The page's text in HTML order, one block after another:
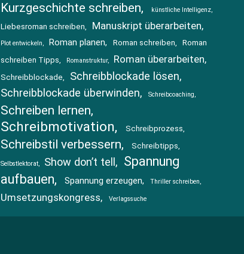
Kurzgeschichte schreiben künstliche Intelligenz
Liebesroman schreiben Manuskript überarbeiten
Plot entwickeln Roman planen Roman schreiben
Roman
schreiben Tipps
Romanstruktur Roman überarbeiten
Schreibblockade
Schreibblockade lösen
Schreibblockade überwinden
Schreibcoaching
Schreiben lernen
Schreibmotivation Schreibprozess
Schreibstil verbessern Schreibtipps
Selbstlektorat Show don’t tell
Spannung
aufbauen
Spannung erzeugen Thriller schreiben
Umsetzungskongress Verlagssuche